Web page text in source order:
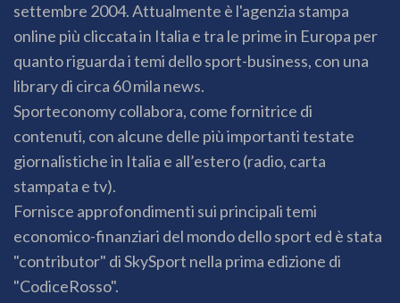
settembre 2004. Attualmente è l'agenzia stampa
online più cliccata in Italia e tra le prime in Europa per
quanto riguarda i temi dello sport-business, con una
library di circa 60 mila news.
Sporteconomy collabora, come fornitrice di
contenuti, con alcune delle più importanti testate
giornalistiche in Italia e all’estero (radio, carta
stampata e tv).
Fornisce approfondimenti sui principali temi
economico-finanziari del mondo dello sport ed è stata
"contributor" di SkySport nella prima edizione di
"CodiceRosso".